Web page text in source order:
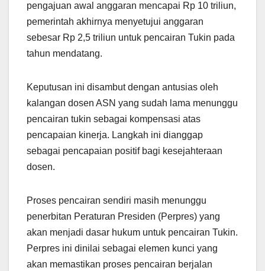
pengajuan awal anggaran mencapai Rp 10 triliun,
pemerintah akhirnya menyetujui anggaran
sebesar Rp 2,5 triliun untuk pencairan Tukin pada
tahun mendatang.
Keputusan ini disambut dengan antusias oleh
kalangan dosen ASN yang sudah lama menunggu
pencairan tukin sebagai kompensasi atas
pencapaian kinerja. Langkah ini dianggap
sebagai pencapaian positif bagi kesejahteraan
dosen.
Proses pencairan sendiri masih menunggu
penerbitan Peraturan Presiden (Perpres) yang
akan menjadi dasar hukum untuk pencairan Tukin.
Perpres ini dinilai sebagai elemen kunci yang
akan memastikan proses pencairan berjalan